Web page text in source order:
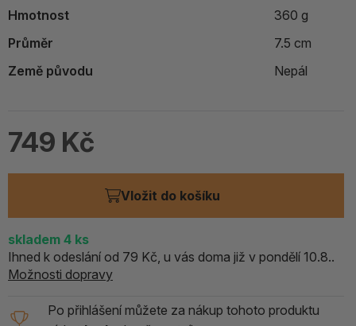
Hmotnost
360 g
Průměr
7.5 cm
Země původu
Nepál
749 Kč
Vložit do košíku
skladem 4 ks
Ihned k odeslání od 79 Kč, u vás doma již v pondělí 10.8..
Možnosti dopravy
Po přihlášení můžete za nákup tohoto produktu